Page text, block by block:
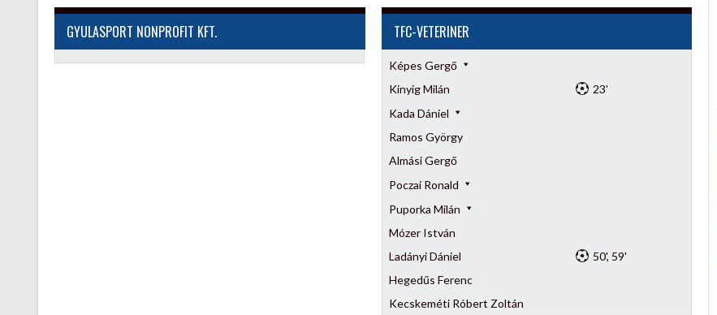
GYULASPORT NONPROFIT KFT. TFC-VETERINER
Képes Gergő
Kinyig Milán
23'
Kada Dániel
Ramos György
Almási Gergő
Poczai Ronald
Puporka Milán
Mózer István
Ladányi Dániel
50', 59'
Hegedűs Ferenc
Kecskeméti Róbert Zoltán